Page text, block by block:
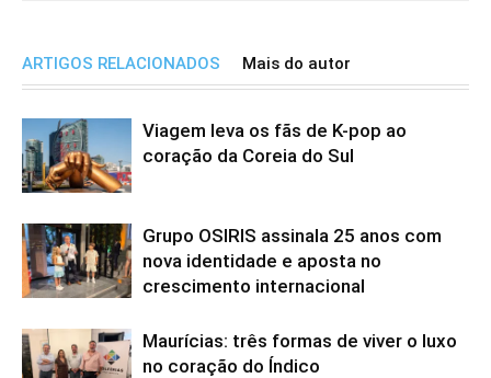
ARTIGOS RELACIONADOS Mais do autor
Viagem leva os fãs de K-pop ao
coração da Coreia do Sul
Grupo OSIRIS assinala 25 anos com
nova identidade e aposta no
crescimento internacional
Maurícias: três formas de viver o luxo
no coração do Índico